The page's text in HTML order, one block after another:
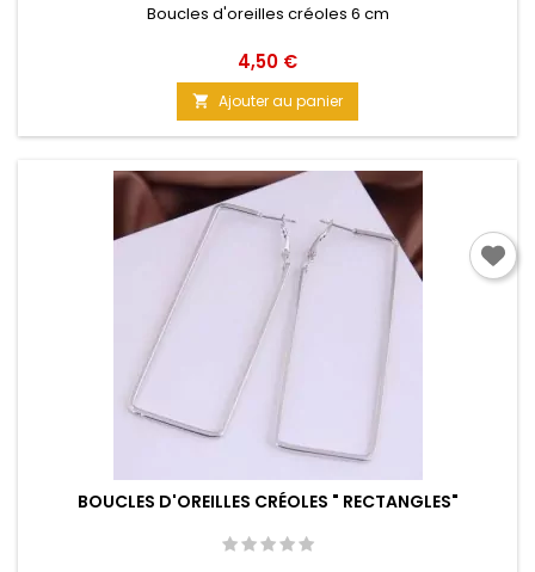
Boucles d'oreilles créoles 6 cm
Prix
4,50 €
 Ajouter au panier
BOUCLES D'OREILLES CRÉOLES " RECTANGLES"